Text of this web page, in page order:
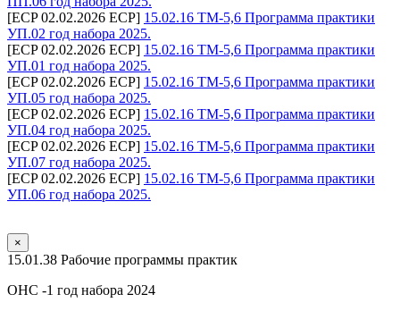
[ECP 02.02.2026 ECP] 15.02.16 ТМ-5,6 Программа практики
УП.02 год набора 2025.
[ECP 02.02.2026 ECP] 15.02.16 ТМ-5,6 Программа практики
УП.01 год набора 2025.
[ECP 02.02.2026 ECP] 15.02.16 ТМ-5,6 Программа практики
УП.05 год набора 2025.
[ECP 02.02.2026 ECP] 15.02.16 ТМ-5,6 Программа практики
УП.04 год набора 2025.
[ECP 02.02.2026 ECP] 15.02.16 ТМ-5,6 Программа практики
УП.07 год набора 2025.
[ECP 02.02.2026 ECP] 15.02.16 ТМ-5,6 Программа практики
УП.06 год набора 2025.
×
15.01.38 Рабочие программы практик
ОНС -1 год набора 2024